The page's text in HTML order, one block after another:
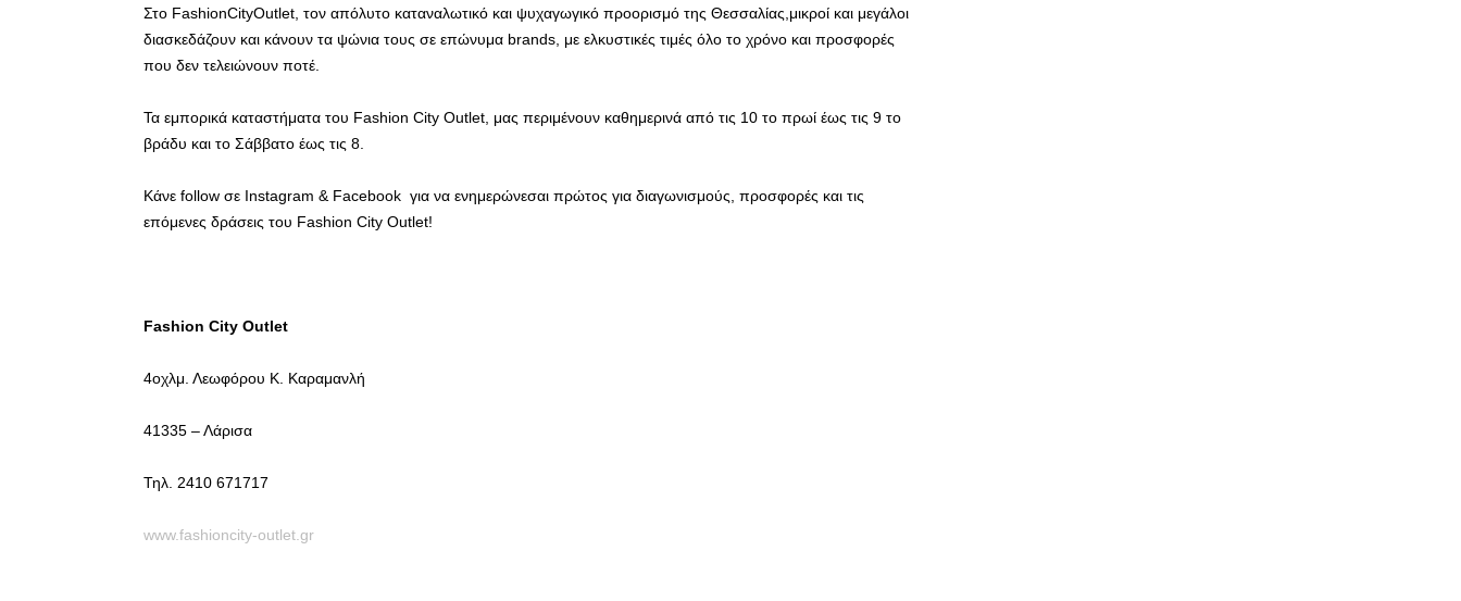
Στο FashionCityOutlet, τον απόλυτο καταναλωτικό και ψυχαγωγικό προορισμό της Θεσσαλίας,μικροί και μεγάλοι
διασκεδάζουν και κάνουν τα ψώνια τους σε επώνυμα brands, με ελκυστικές τιμές όλο το χρόνο και προσφορές
που δεν τελειώνουν ποτέ.
Τα εμπορικά καταστήματα του Fashion City Outlet, μας περιμένουν καθημερινά από τις 10 το πρωί έως τις 9 το
βράδυ και το Σάββατο έως τις 8.
Κάνε follow σε Instagram & Facebook για να ενημερώνεσαι πρώτος για διαγωνισμούς, προσφορές και τις
επόμενες δράσεις του Fashion City Outlet!
Fashion City Outlet
4οχλμ. Λεωφόρου Κ. Καραμανλή
41335 – Λάρισα
Τηλ. 2410 671717
www.fashioncity-outlet.gr